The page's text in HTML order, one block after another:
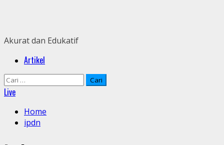
Akurat dan Edukatif
PrimaryArtikel
Cari
untuk:
Live
Home
ipdn